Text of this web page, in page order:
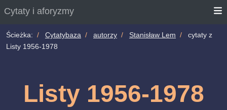
Cytaty i aforyzmy
Ścieżka: Cytatybaza autorzy Stanisław Lem
cytaty z
Listy 1956-1978
Listy 1956-1978